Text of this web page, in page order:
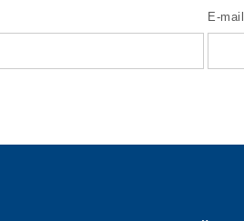
E-mail